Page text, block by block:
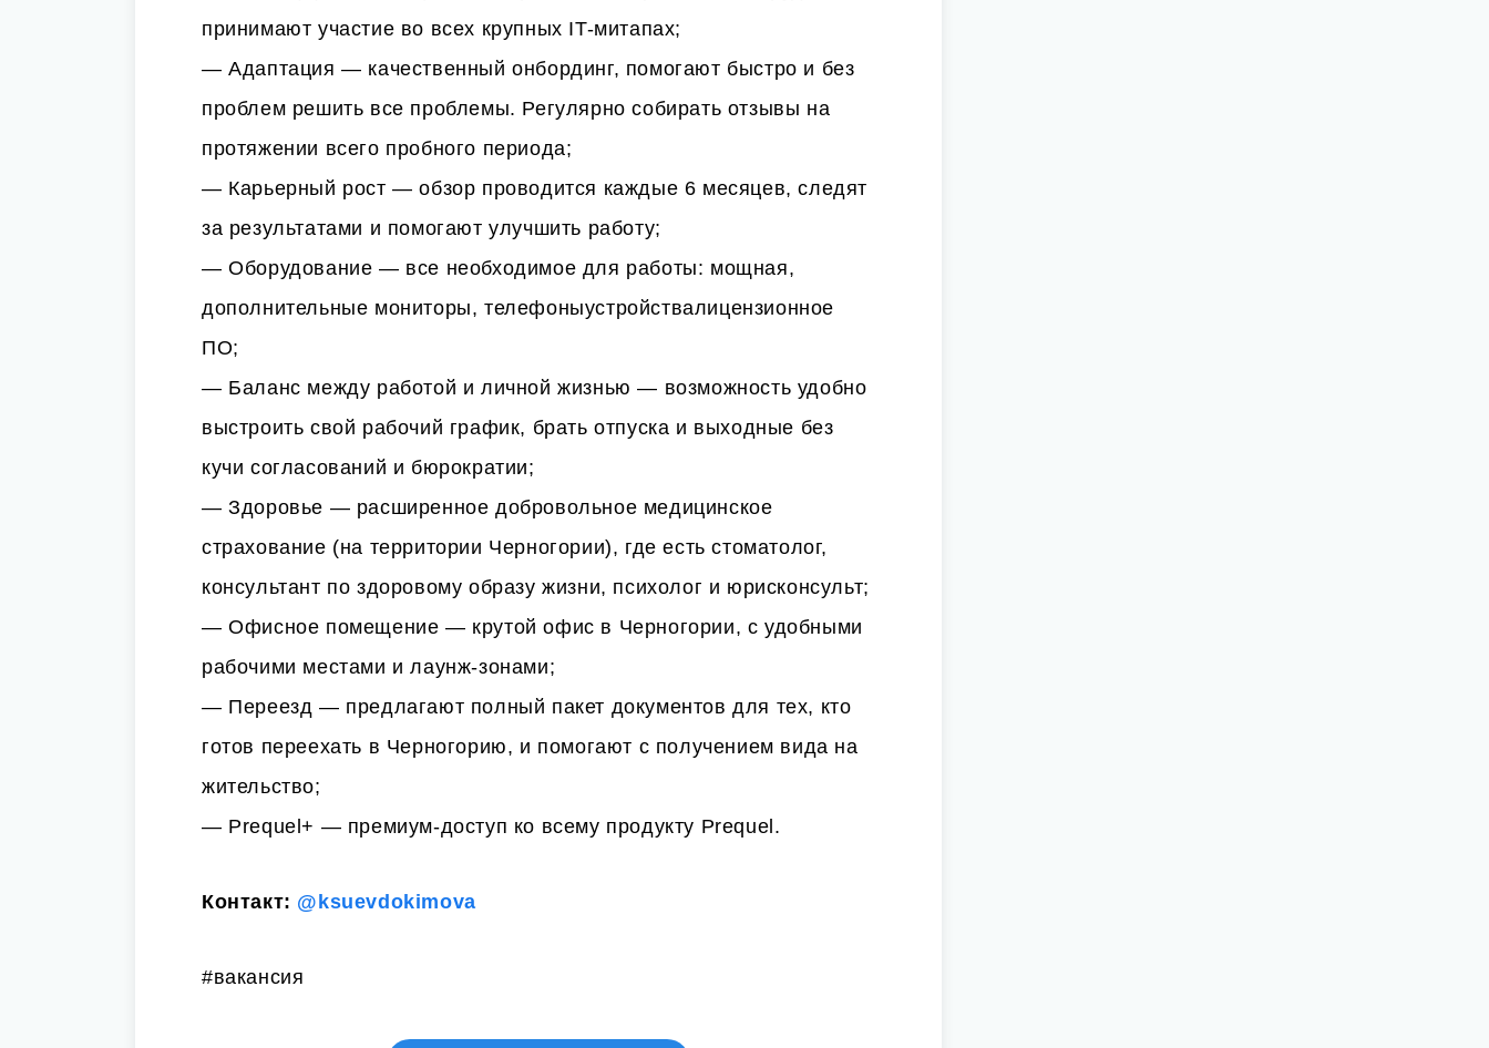
принимают участие во всех крупных IT-митапах;
— Адаптация — качественный онбординг, помогают быстро и без
проблем решить все проблемы. Регулярно собирать отзывы на
протяжении всего пробного периода;
— Карьерный рост — обзор проводится каждые 6 месяцев, следят
за результатами и помогают улучшить работу;
— Оборудование — все необходимое для работы: мощная,
дополнительные мониторы, телефоныустройствалицензионное
ПО;
— Баланс между работой и личной жизнью — возможность удобно
выстроить свой рабочий график, брать отпуска и выходные без
кучи согласований и бюрократии;
— Здоровье — расширенное добровольное медицинское
страхование (на территории Черногории), где есть стоматолог,
консультант по здоровому образу жизни, психолог и юрисконсульт;
— Офисное помещение — крутой офис в Черногории, с удобными
рабочими местами и лаунж-зонами;
— Переезд — предлагают полный пакет документов для тех, кто
готов переехать в Черногорию, и помогают с получением вида на
жительство;
— Prequel+ — премиум-доступ ко всему продукту Prequel.
Контакт: @ksuevdokimova
#вакансия